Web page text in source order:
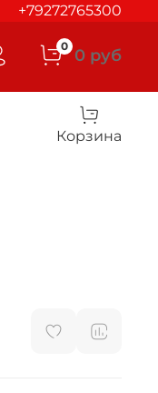
+79272765300
0 0 руб
Корзина